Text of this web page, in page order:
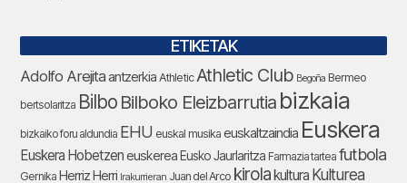
ETIKETAK
Adolfo Arejitaantzerkia Athletic Athletic Club Begoña Bermeo
bertsolaritza Bilbo Bilboko Eleizbarrutia bizkaia
bizkaiko foru aldundia EHU euskal musika euskaltzaindia Euskera
Euskera Hobetzeneuskerea Eusko Jaurlaritza Farmazia tartea futbola
Gernika Herriz Herri Irakurrieran Juan del Arco kirolakultura Kulturea